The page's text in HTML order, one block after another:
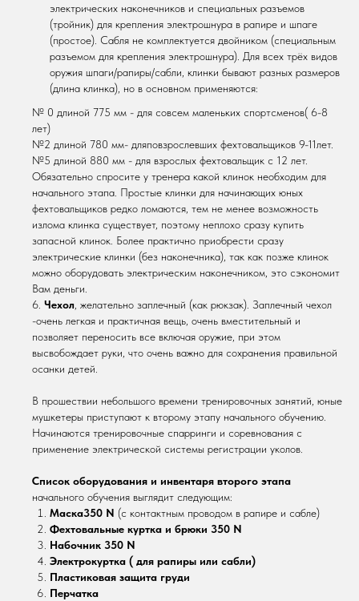
электрических наконечников и специальных разъемов
(тройник) для крепления электрошнура в рапире и шпаге
(простое). Сабля не комплектуется двойником (специальным
разъемом для крепления электрошнура). Для всех трёх видов
оружия шпаги/рапиры/сабли, клинки бывают разных размеров
(длина клинка), но в основном применяются:
№ 0 длиной 775 мм - для совсем маленьких спортсменов( 6-8
лет)
№2 длиной 780 мм- дляповзрослевших фехтовальщиков 9-11лет.
№5 длиной 880 мм - для взрослых фехтовальщик с 12 лет.
Обязательно спросите у тренера какой клинок необходим для
начального этапа. Простые клинки для начинающих юных
фехтовальщиков редко ломаются, тем не менее возможность
излома клинка существует, поэтому неплохо сразу купить
запасной клинок. Более практично приобрести сразу
электрические клинки (без наконечника), так как позже клинок
можно оборудовать электрическим наконечником, это сэкономит
Вам деньги.
6. Чехол, желательно заплечный (как рюкзак). Заплечный чехол
-очень легкая и практичная вещь, очень вместительный и
позволяет переносить все включая оружие, при этом
высвобождает руки, что очень важно для сохранения правильной
осанки детей.
В прошествии небольшого времени тренировочных занятий, юные
мушкетеры приступают к второму этапу начального обучению.
Начинаются тренировочные спарринги и соревнования с
применение электрической системы регистрации уколов.
Список оборудования и инвентаря второго этапа
начального обучения выглядит следующим:
Маска350 N (с контактным проводом в рапире и сабле)
Фехтовальные куртка и брюки 350 N
Набочник 350 N
Электрокуртка ( для рапиры или сабли)
Пластиковая защита груди
Перчатка